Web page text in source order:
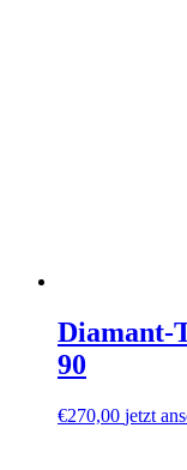
Diamant-
90
€270,00 jetzt